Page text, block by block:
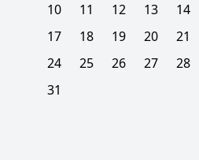
10
11 12 13 14
17
18 19 20 21
24
25 26 27 28
31